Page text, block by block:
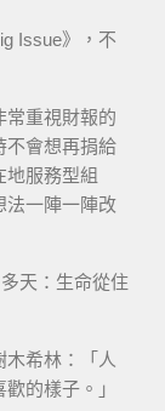
Issue》，不
常重視財報的
不會想再捐給
地服務型組
法一陣一陣改
天：生命從住
木希林：「人
的樣子。」